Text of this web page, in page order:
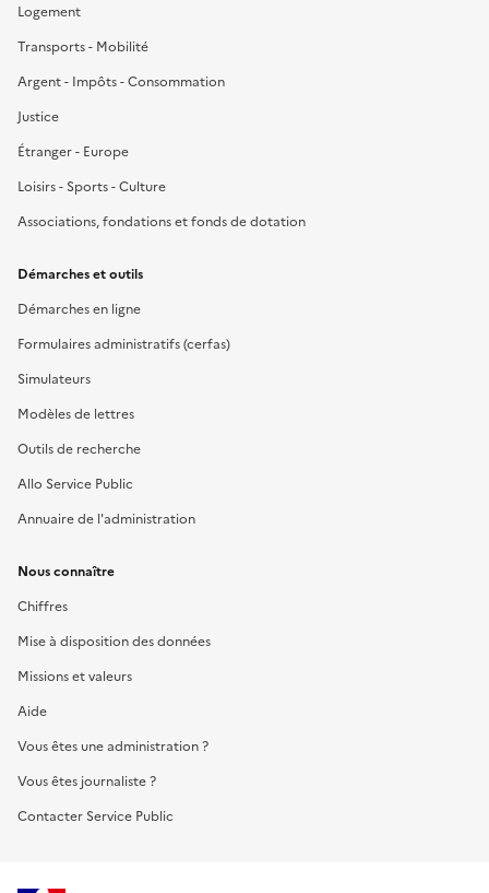
Logement
Transports - Mobilité
Argent - Impôts - Consommation
Justice
Étranger - Europe
Loisirs - Sports - Culture
Associations, fondations et fonds de dotation
Démarches et outils
Démarches en ligne
Formulaires administratifs (cerfas)
Simulateurs
Modèles de lettres
Outils de recherche
Allo Service Public
Annuaire de l'administration
Nous connaître
Chiffres
Mise à disposition des données
Missions et valeurs
Aide
Vous êtes une administration ?
Vous êtes journaliste ?
Contacter Service Public